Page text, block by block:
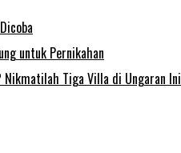
untuk Pernikahan
Nikmatilah Tiga Villa di Ungaran Ini